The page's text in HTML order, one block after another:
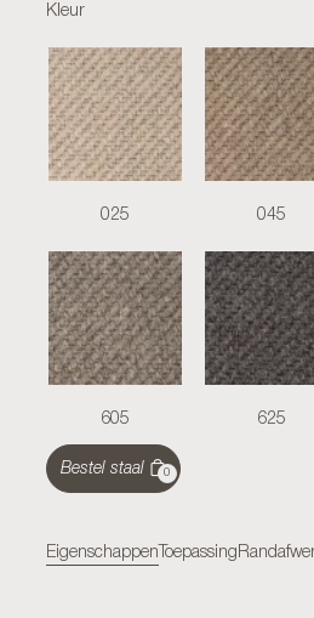
Kleur
025 045
605 625
Bestel staal 0
Eigenschappen Toepassing